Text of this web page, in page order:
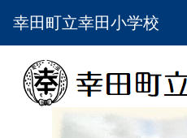
幸田町立幸田小学校